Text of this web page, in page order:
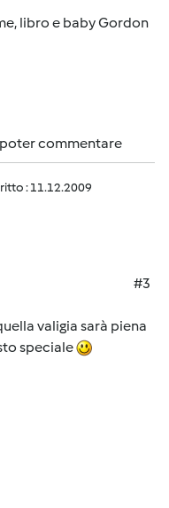
libro e baby Gordon
commentare
: 11.12.2009
#3
valigia sarà piena
speciale